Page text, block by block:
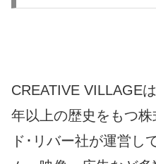
CREATIVE VILLAGE
年以上の歴史をもつ
ド･リバー社が運営し